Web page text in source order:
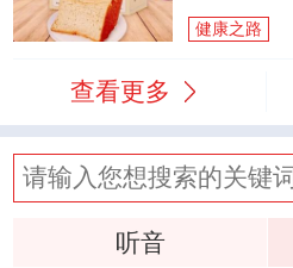
健康之路
查看更多
听音